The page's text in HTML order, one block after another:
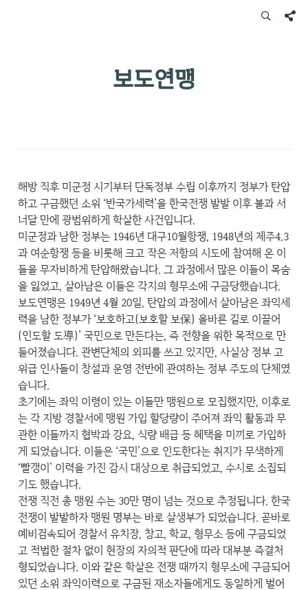
보도연맹
해방 직후 미군정 시기부터 단독정부 수립 이후까지 정부가 탄압
하고 구금했던 소위 ‘반국가세력’을 한국전쟁 발발 이후 불과 서
너달 만에 광범위하게 학살한 사건입니다.
미군정과 남한 정부는 1946년 대구10월항쟁, 1948년의 제주4.3
과 여순항쟁 등을 비롯해 크고 작은 저항의 시도에 참여해 온 이
들을 무자비하게 탄압해왔습니다. 그 과정에서 많은 이들이 목숨
을 잃었고, 살아남은 이들은 각지의 형무소에 구금당했습니다.
보도연맹은 1949년 4월 20일, 탄압의 과정에서 살아남은 좌익세
력을 남한 정부가 ‘보호하고(보호할 보保) 올바른 길로 이끌어
(인도할 도導)’ 국민으로 만든다는, 즉 전향을 위한 목적으로 만
들어졌습니다. 관변단체의 외피를 쓰고 있지만, 사실상 정부 고
위급 인사들이 창설과 운영 전반에 관여하는 정부 주도의 단체였
습니다.
초기에는 좌익 이령이 있는 이들만 맹원으로 모집했지만, 이후로
는 각 지방 경찰서에 맹원 가입 할당량이 주어져 좌익 활동과 무
관한 이들까지 협박과 강요, 식량 배급 등 혜택을 미끼로 가입하
게 되었습니다. 이들은 ‘국민’으로 인도한다는 취지가 무색하게
‘빨갱이’ 이력을 가진 감시 대상으로 취급되었고, 수시로 소집되
기도 했습니다.
전쟁 직전 총 맹원 수는 30만 명이 넘는 것으로 추정됩니다. 한국
전쟁이 발발하자 맹원 명부는 바로 살생부가 되었습니다. 곧바로
예비검속되어 경찰서 유치장, 창고, 학교, 형무소 등에 구금되었
고 적법한 절차 없이 현장의 자의적 판단에 따라 대부분 즉결처
형되었습니다. 이와 같은 학살은 전쟁 때까지 형무소에 구금되어
있던 소위 좌익이력으로 구금된 재소자들에게도 동일하게 벌어